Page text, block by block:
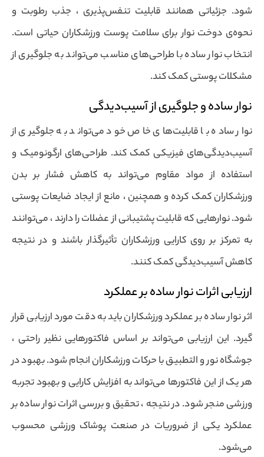
شود. جزئیاتی همانند قابلیت تنفس‌پذیری ، جذب رطوبت و
نحوه‌ی دوخت نوار برای سلامت پوست ورزشکاران حیاتی است.
انتخاب نوار ساده با طراحی‌های مناسب می‌تواند به جلوگیری از
مشکلات پوستی کمک کند.
نوار ساده و جلوگیری از آسیب‌دیدگی
نوار ساده با قابلیت‌های خاص خود می‌تواند به جلوگیری از
آسیب‌دیدگی‌های فیزیکی کمک کند. طراحی‌های ارگونومیک و
استفاده از مواد مقاوم می‌تواند به کاهش فشار بر بدن
ورزشکاران کمک کرده و همچنین ، مانع از ایجاد ضایعات پوستی
شود. نوارهایی که قابلیت پشتیبانی از عضلات را دارند ، می‌توانند
به تمرکز بر روی کارایی ورزشکاران تأثیرگذار باشند و در نتیجه
کاهش آسیب‌دیدگی کمک کنند.
ارزیابی اثرات نوار ساده بر عملکرد
اثر نوار ساده بر عملکرد ورزشکاران باید به دقت مورد ارزیابی قرار
گیرد. این ارزیابی می‌تواند بر اساس فاکتورهایی نظیر راحتی ،
جوشگاه نور و التطبیق با حرکات ورزشکاران انجام شود. بهبود در
هر یک از این فاکتورها می‌تواند به افزایش کارایی و بهبود تجربه
ورزشی منجر شود. در نتیجه ، تحقیق و بررسی اثرات نوار ساده بر
عملکرد یکی از ضروریات در صنعت پوشاک ورزشی محسوب
می‌شود.